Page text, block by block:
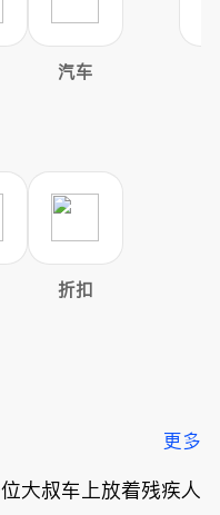
汽车
折扣
更多
大叔车上放着残疾人